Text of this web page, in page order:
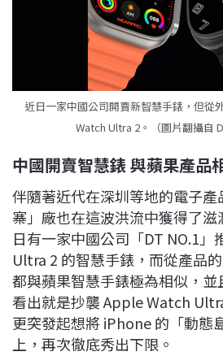
近日一家中國公司開賣新智慧手錶，但從
Watch Ultra 2。（圖片翻攝自
中國開賣智慧錶與蘋果產品
伴隨著近代在深圳等地的電子
寨」廠也在這波洪流中獲得了
日有一家中國公司「DT NO.1」
Ultra 2 的智慧手錶，而從產品
都與蘋果智慧手錶極為相似，
看出就是抄襲 Apple Watch
更突發起想將 iPhone 的「動態
上，再次徹底秀出下限。